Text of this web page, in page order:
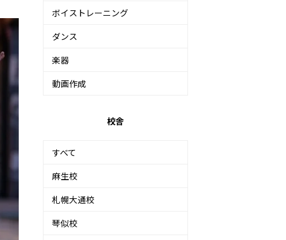
ボイストレーニング
ダンス
楽器
動画作成
校舎
すべて
麻生校
札幌大通校
琴似校